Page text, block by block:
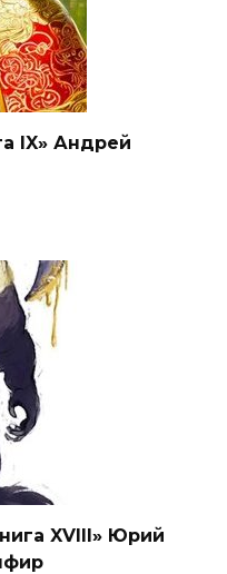
IX» Андрей
XVIII» Юрий